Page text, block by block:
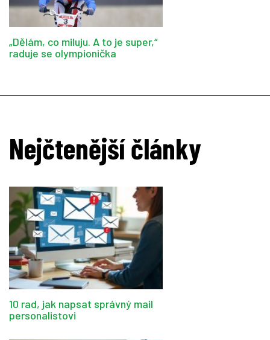
„Dělám, co miluju. A to je super,“
raduje se olympionička
Nejčtenější články
10 rad, jak napsat správný mail
personalistovi